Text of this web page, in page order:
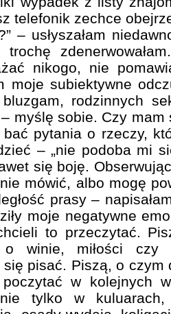
telefonik zechce
– usłyszałam
trochę
nikogo, nie
moje subiektywne
rodzinnych
myślę sobie. Czy
pytania o rzeczy,
– „nie podoba mi
się boję.
mówić, albo mogę
prasy –
moje negatywne
to przeczytać.
winie, miłości czy
pisać. Piszą, o czym
w kolejnych
tylko w